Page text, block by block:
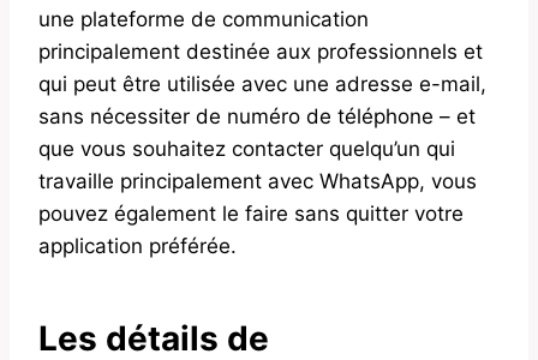
une plateforme de communication
principalement destinée aux professionnels et
qui peut être utilisée avec une adresse e-mail,
sans nécessiter de numéro de téléphone – et
que vous souhaitez contacter quelqu’un qui
travaille principalement avec WhatsApp, vous
pouvez également le faire sans quitter votre
application préférée.
Les détails de